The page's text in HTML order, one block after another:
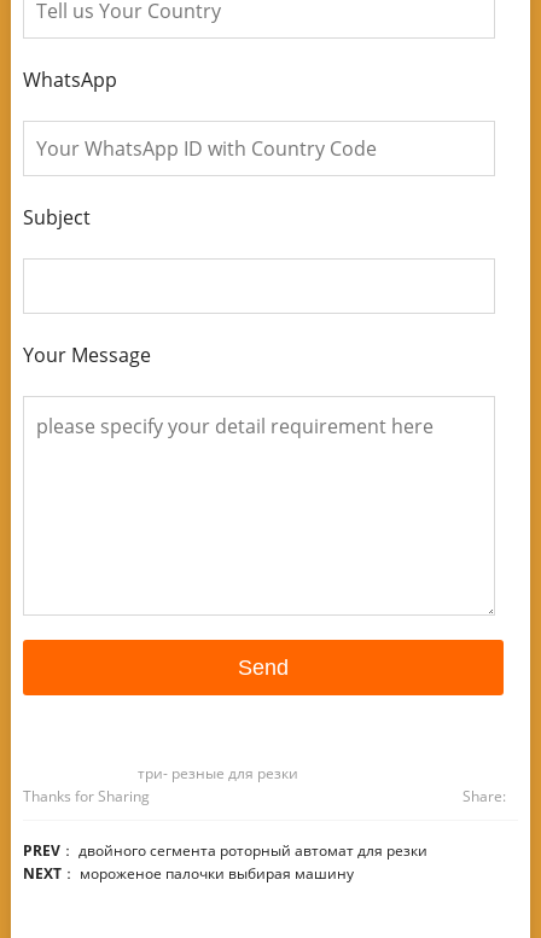
WhatsApp
Subject
Your Message
три- резные для резки
Thanks for Sharing
Share:
PREV： двойного сегмента роторный автомат для резки
NEXT： мороженое палочки выбирая машину